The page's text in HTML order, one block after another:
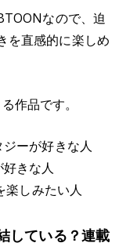
なので、迫
を直感的に楽しめ
作品です。
ーが好きな人
きな人
楽しみたい人
している？連載